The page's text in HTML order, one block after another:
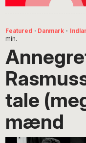
Featured · Danmark ·
min.
tale
mænd